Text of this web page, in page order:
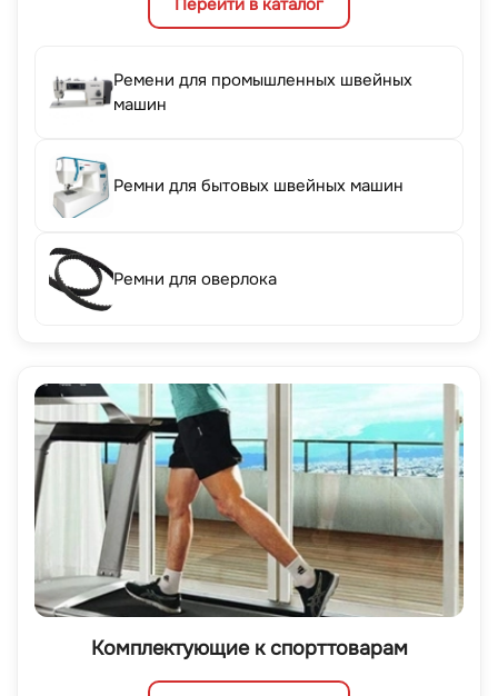
Перейти в каталог
Ремени для промышленных швейных
машин
Ремни для бытовых швейных машин
Ремни для оверлока
Комплектующие к спорттоварам